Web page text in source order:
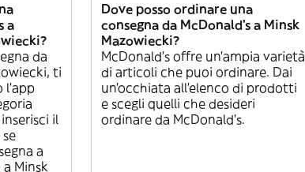
a
da
ti
inserisci il
a
Minsk
Dove posso ordinare una
consegna da McDonald's a Minsk
Mazowiecki?
McDonald's offre un’ampia varietà
di articoli che puoi ordinare. Dai
un’occhiata all’elenco di prodotti
e scegli quelli che desideri
ordinare da McDonald's.